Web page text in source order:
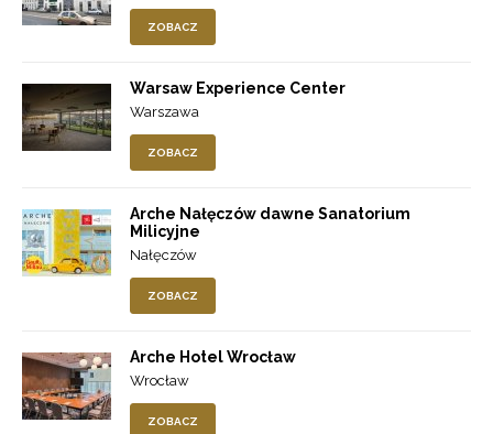
ZOBACZ
Warsaw Experience Center
Warszawa
ZOBACZ
Arche Nałęczów dawne Sanatorium
Milicyjne
Nałęczów
ZOBACZ
Arche Hotel Wrocław
Wrocław
ZOBACZ